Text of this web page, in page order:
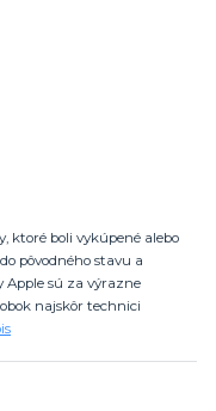
ktoré boli vykúpené alebo
pôvodného stavu a
Apple sú za výrazne
najskôr technici